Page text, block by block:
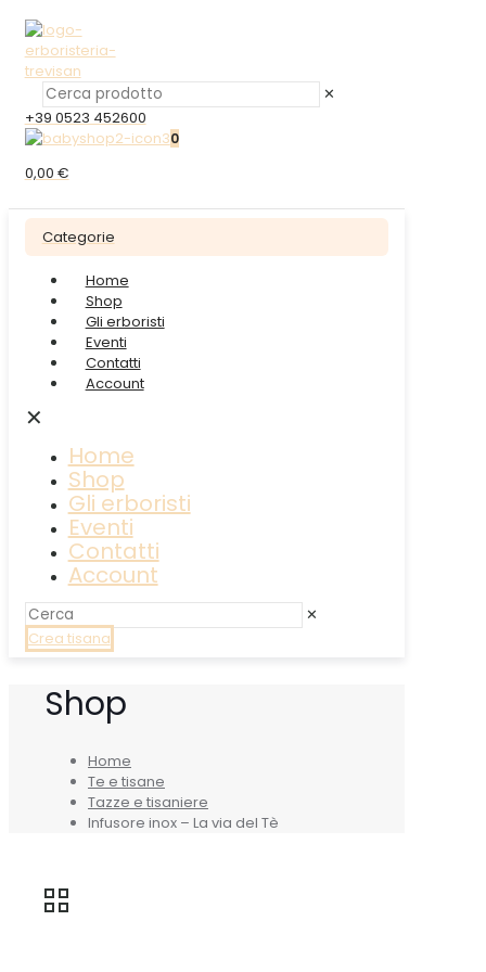
✕
+39 0523 452600
0
0,00 €
Categorie
Home
Shop
Gli erboristi
Eventi
Contatti
Account
✕
Home
Shop
Gli erboristi
Eventi
Contatti
Account
✕
Crea tisana
Shop
Home
Te e tisane
Tazze e tisaniere
Infusore inox – La via del Tè